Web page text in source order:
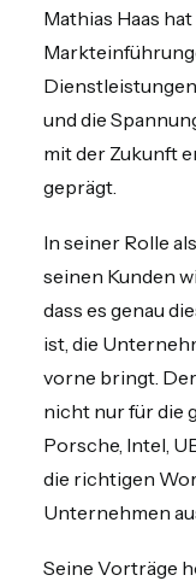
Mathias Haas
und die
mit der Zukunft
geprägt.
In seiner Rolle
seinen Kunden
dass es genau
ist, die
vorne bringt.
nicht nur für die
Porsche, Intel,
die richtigen
Unternehmen
Seine Vorträge